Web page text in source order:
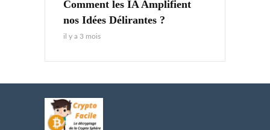
Comment les IA Amplifient
nos Idées Délirantes ?
il y a 3 mois